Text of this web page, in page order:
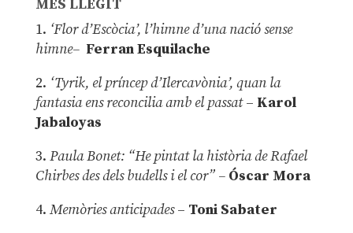
MÉS LLEGIT
1. ‘Flor d’Escòcia’, l’himne d’una nació sense
himne– Ferran Esquilache
2. ‘Tyrik, el príncep d’Ilercavònia’, quan la
fantasia ens reconcilia amb el passat– Karol
Jabaloyas
3. Paula Bonet: “He pintat la història de Rafael
Chirbes des dels budells i el cor” –Óscar Mora
4. Memòries anticipades– Toni Sabater